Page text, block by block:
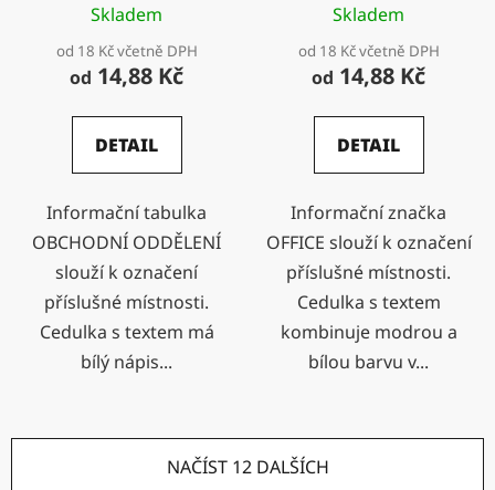
Skladem
od 18 Kč včetně DPH
od 14,88 Kč
DETAIL
Informační tabulka
OBCHODNÍ ODDĚLENÍ
slouží k označení
příslušné místnosti.
Cedulka s textem má
bílý nápis...
Skladem
od 18 Kč včetně DPH
od 14,88 Kč
DETAIL
Informační značka
OFFICE slouží k označení
příslušné místnosti.
Cedulka s textem
kombinuje modrou a
bílou barvu v...
NAČÍST 12 DALŠÍCH